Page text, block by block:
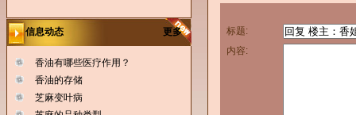
更多
信息动态
香油有哪些医疗作用？
香油的存储
芝麻变叶病
标题:
内容: